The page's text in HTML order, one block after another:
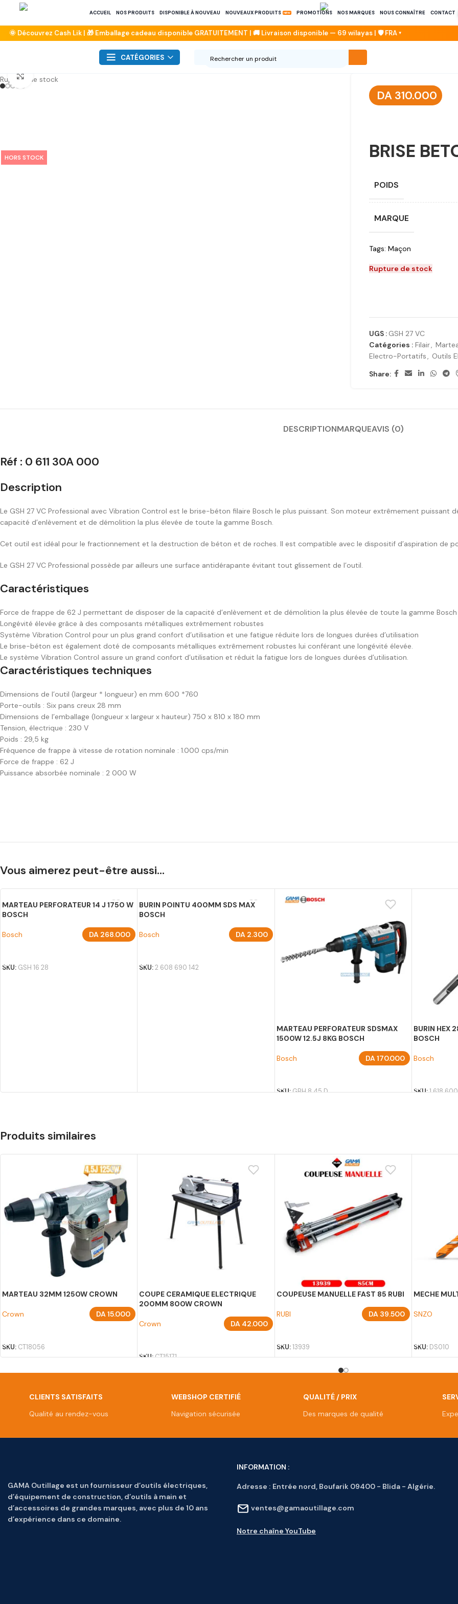
ACCUEIL NOS PRODUITS DISPONIBLE À NOUVEAU NOUVEAUX PRODUITS PROMOTIONS NOS MARQUES NOUS CONNAÎTRE CONTACT
CATÉGORIES
Rupture de stock
HORS STOCK
Click to enlarge
DA 310.000
BRISE
POIDS
MARQUE
Tags: Maçon
Rupture de stock
UGS : GSH 27 VC
Catégories : Filair,
Electro-Portatifs, Outils
Share:
DESCRIPTIONMARQUEAVIS (0)
Réf : 0 611 30A 000
Description
Le GSH 27 VC Professional avec Vibration Control est le brise-béton filaire Bosch le plus puissant. Son moteur extrêmement
capacité d’enlèvement et de démolition la plus élevée de toute la gamme Bosch.
Cet outil est idéal pour le fractionnement et la destruction de béton et de roches. Il est compatible avec le dispositif d’aspiration de
Le GSH 27 VC Professional possède par ailleurs une surface antidérapante évitant tout glissement de l’outil.
Caractéristiques
Force de frappe de 62 J permettant de disposer de la capacité d’enlèvement et de démolition la plus élevée de toute la gamme Bosch
Longévité élevée grâce à des composants métalliques extrêmement robustes
Système Vibration Control pour un plus grand confort d’utilisation et une fatigue réduite lors de longues durées d’utilisation
Le brise-béton est également doté de composants métalliques extrêmement robustes lui conférant une longévité élevée.
Le système Vibration Control assure un grand confort d’utilisation et réduit la fatigue lors de longues durées d’utilisation.
Caractéristiques techniques
Dimensions de l’outil (largeur * longueur) en mm 600 *760
Porte-outils : Six pans creux 28 mm
Dimensions de l’emballage (longueur x largeur x hauteur) 750 x 810 x 180 mm
Tension, électrique : 230 V
Poids : 29,5 kg
Fréquence de frappe à vitesse de rotation nominale : 1.000 cps/min
Force de frappe : 62 J
Puissance absorbée nominale : 2 000 W
Vous aimerez peut-être aussi…
MARTEAU PERFORATEUR 14 J 1750 W
BOSCH
Bosch DA 268.000
SKU: GSH 16 28
BURIN POINTU 400MM SDS MAX
BOSCH
Bosch DA2.300
SKU:2 608 690 142
MARTEAU PERFORATEUR SDSMAX
1500W 12.5J 8KG BOSCH
Bosch DA170.000
SKU:GBH 8 45 D
BURIN HEX
BOSCH
Bosch
SKU:1 618
Produits similaires
MARTEAU 32MM 1250W CROWN
Crown DA15.000
SKU: CT18056
COUPE CERAMIQUE ELECTRIQUE
200MM 800W CROWN
Crown DA42.000
SKU:CT15171
COUPEUSE MANUELLE FAST 85 RUBI
RUBI DA 39.500
SKU:13939
MECHE
SNZO
SKU: DS010
CLIENTS SATISFAITS
Qualité au rendez-vous
WEBSHOP CERTIFIÉ
Navigation sécurisée
QUALITÉ / PRIX
Des marques de qualité
GAMA Outillage est un fournisseur d’outils électriques,
d’équipement de construction, d’outils à main et
d’accessoires de grandes marques, avec plus de 10 ans
d’expérience dans ce domaine.
INFORMATION :
Adresse : Entrée nord, Boufarik 09400 - Blida - Algérie.
ventes@gamaoutillage.com
Notre chaîne YouTube